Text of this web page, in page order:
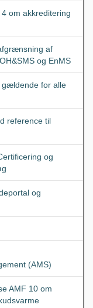
om akkreditering
af
og EnMS
gældende for alle
reference til
og
og
(AMS)
AMF 10 om